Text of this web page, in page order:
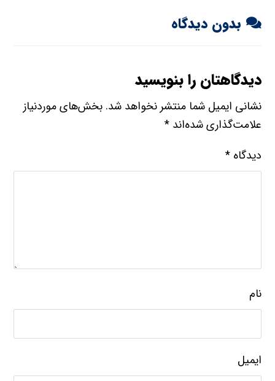
بدون دیدگاه
دیدگاهتان را بنویسید
نشانی ایمیل شما منتشر نخواهد شد. بخش‌های موردنیاز
علامت‌گذاری شده‌اند*
دیدگاه*
نام
ایمیل